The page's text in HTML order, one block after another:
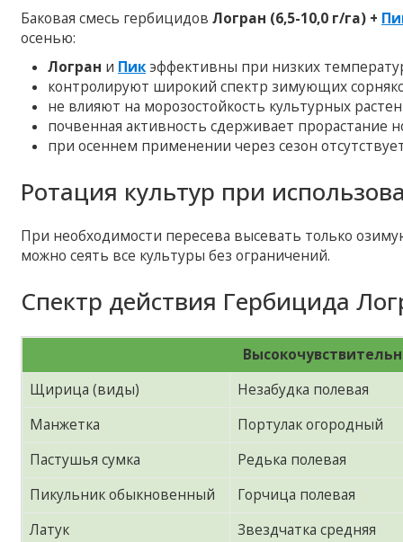
Баковая смесь гербицидовЛогран (6,5-10,0 г/га) +
осенью:
Логран и Пикэффективны при низких
контролируют широкий спектр зимующих
не влияют на морозостойкость культурных
почвенная активность сдерживает прорастание
при осеннем применении через сезон
Ротация культур при
При необходимости пересева высевать только
можно сеять все культуры без ограничений.
Спектр действия Гербицида
Щирица (виды)
Незабудка полевая
Манжетка
Портулак огородный
Пастушья сумка
Редька полевая
Пикульник обыкновенный
Горчица полевая
Латук
Звездчатка средняя